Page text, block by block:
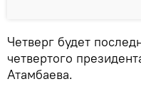
Четверг будет
четвертого
Атамбаева.